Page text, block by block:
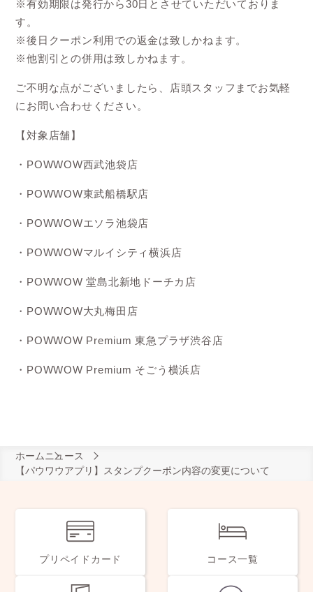
※有効期限は発行から30日とさせていただいておりま
す。
※後日クーポン利用での返金は致しかねます。
※他割引との併用は致しかねます。
ご不明な点がございましたら、店頭スタッフまでお気軽
にお問い合わせください。
【対象店舗】
・POWWOW西武池袋店
・POWWOW東武船橋駅店
・POWWOWエソラ池袋店
・POWWOWマルイシティ横浜店
・POWWOW 堂島北新地ドーチカ店
・POWWOW大丸梅田店
・POWWOW Premium 東急プラザ渋谷店
・POWWOW Premium そごう横浜店
ホーム ニュース
【パウワウアプリ】スタンプクーポン内容の変更について
プリペイドカード コース一覧